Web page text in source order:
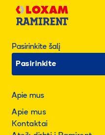
Pasirinkite šalį
Pasirinkite
Apie mus
Apie mus
Kontaktai